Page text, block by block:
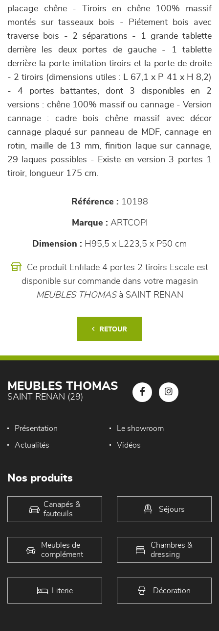
placage chêne - Tiroirs en chêne 100% massif
montés sur tasseaux bois - Piétement bois avec
traverse bois - 2 séparations - 1 grande tablette
derrière les deux portes de gauche - 1 tablette
derrière la porte imitation tiroirs et la porte de droite
- 2 tiroirs (dimensions utiles : L 67,1 x P 41 x H 8,2)
- 4 portes battantes, dont 3 disponibles en 2
versions : chêne 100% massif ou cannage - Version
cannage : cadre bois chêne massif avec décor
cannage plaqué sur panneau de MDF, cannage en
rotin, maille de 13 mm, finition laque sur cannage,
29 laques possibles - Existe en version 3 portes 1
tiroir, longueur 175 cm.
Référence : 10198
Marque : ARTCOPI
Dimension : H95,5 x L223,5 x P50 cm
Ce produit Enfilade 4 portes 2 tiroirs Escale est
disponible sur commande dans votre magasin
MEUBLES THOMAS à SAINT RENAN
RETOUR
MEUBLES THOMAS
SAINT RENAN (29)
Présentation Le showroom
Actualités Vidéos
Nos produits
Canapés &
fauteuils
Séjours
Meubles de
complément
Chambres &
dressing
Literie Décoration